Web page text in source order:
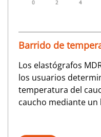
Barrido de
Los elastógrafos
los usuarios
temperatura del
caucho mediante